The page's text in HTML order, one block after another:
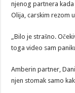
njenog partnera
Olija, carskim rezom
„Bilo je strašno.
toga video sam
Amberin partner,
njen stomak samo